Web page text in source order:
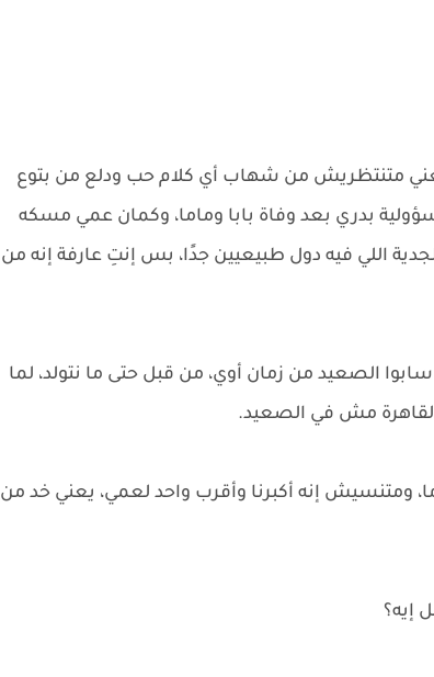
يعني متنتظريش من شهاب أي كلام حب ودلع من بتوع
بدري بعد وفاة بابا وماما، وكمان عمي مسكه
اللي فيه دول طبيعيين جدًا، بس إنتِ عارفة إنه من
الصعيد من زمان أوي، من قبل حتى ما نتولد، لما
القاهرة مش في الصعيد.
ومتنسيش إنه أكبرنا وأقرب واحد لعمي، يعني خد من
إيه؟